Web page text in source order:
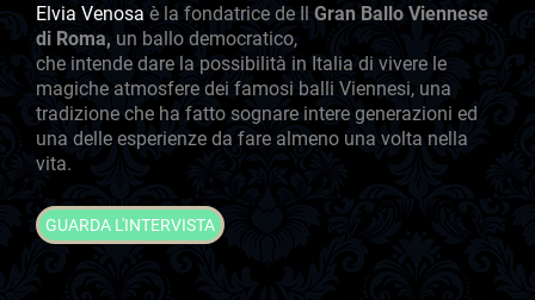
Elvia Venosa è la fondatrice de Il Gran Ballo Viennese
di Roma, un ballo democratico,
che intende dare la possibilità in Italia di vivere le
magiche atmosfere dei famosi balli Viennesi, una
tradizione che ha fatto sognare intere generazioni ed
una delle esperienze da fare almeno una volta nella
vita.
GUARDA L'INTERVISTA